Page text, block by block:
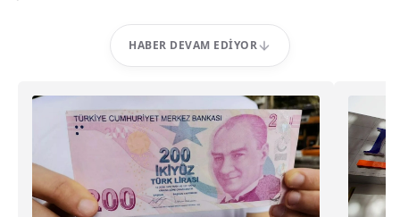
HABER DEVAM EDIYOR